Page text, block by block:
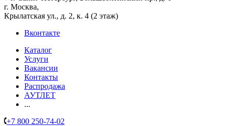
г. Москва,
Крылатская ул., д. 2, к. 4 (2 этаж)
Вконтакте
Каталог
Услуги
Вакансии
Контакты
Распродажа
АУТЛЕТ
...
+7 800 250-74-02